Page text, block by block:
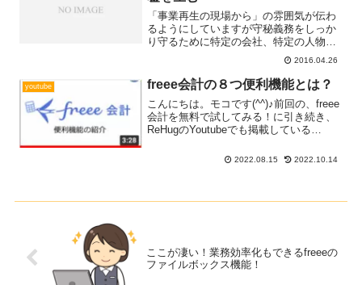
「事業再生の現場から」の雰囲気が伝わ
るようにしていますが守秘義務をしっか
り守るために特定の会社、特定の人物が
推定できない表現としています！「聞き
たいことがある！」「この場合はどうす
るの？！」などご質問などがありました
ら気軽にこちらからご連絡Read more...
2016.04.26
youtube freee会計の８つ便利機能とは？
こんにちは。モコです(^^)♪前回の、freee
会計を無料で試してみる！に引き続き、
ReHugのYoutubeでも掲載している
でも紹介したいと思います！公認会計士
2022.08.15 2022.10.14
ここが凄い！業務効率化もできるfreeeの
ファイルボックス機能！